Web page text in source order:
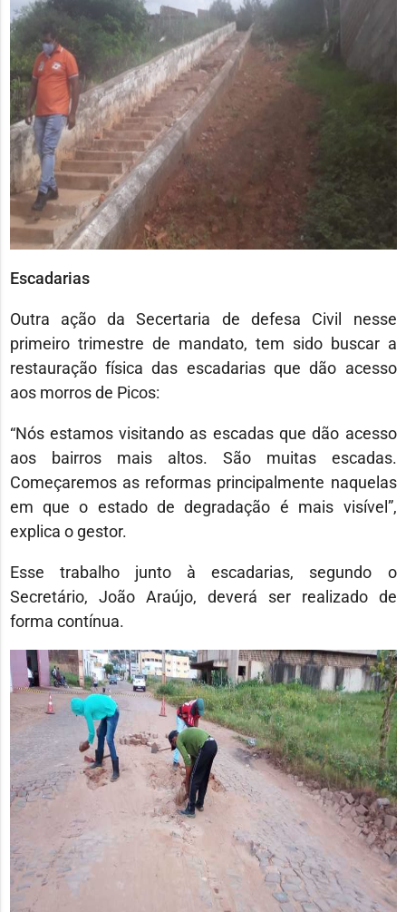
Escadarias
Outra ação da Secertaria de defesa Civil nesse
primeiro trimestre de mandato, tem sido buscar a
restauração física das escadarias que dão acesso
aos morros de Picos:
“Nós estamos visitando as escadas que dão acesso
aos bairros mais altos. São muitas escadas.
Começaremos as reformas principalmente naquelas
em que o estado de degradação é mais visível”,
explica o gestor.
Esse trabalho junto à escadarias, segundo o
Secretário, João Araújo, deverá ser realizado de
forma contínua.